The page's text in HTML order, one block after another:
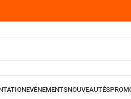
EVÉNEMENTSNOUVEAUTÉS